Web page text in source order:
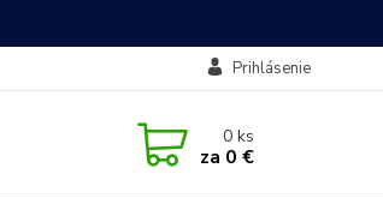
Prihlásenie
0ks
za 0 €